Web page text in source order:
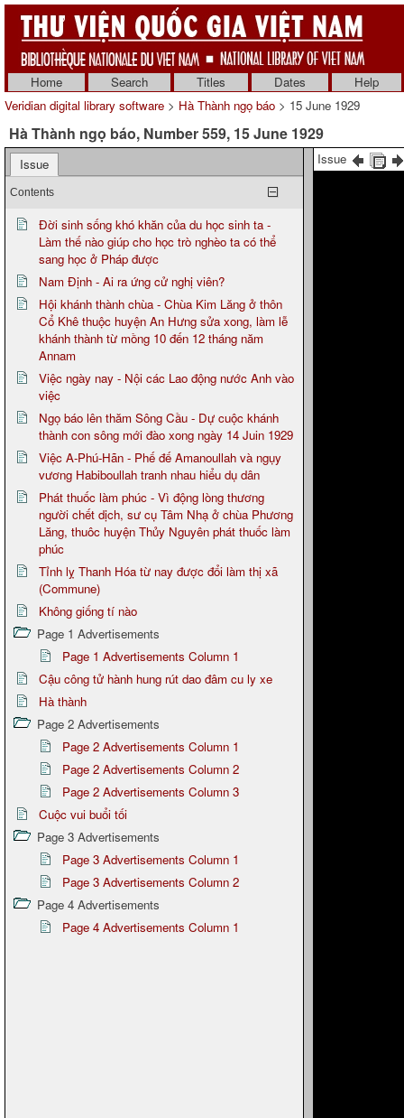
Home Search Titles Dates
Help
Veridian digital library software > Hà Thành ngọ báo > 15 June 1929
Hà Thành ngọ báo, Number 559, 15 June 1929
Issue
Contents
Đời sinh sống khó khăn của du học sinh ta -
Làm thế nào giúp cho học trò nghèo ta có thể
sang học ở Pháp được
Nam Định - Ai ra ứng cử nghị viên?
Hội khánh thành chùa - Chùa Kim Lăng ở thôn
Cổ Khê thuộc huyện An Hưng sửa xong, làm lễ
khánh thành từ mồng 10 đến 12 tháng năm
Annam
Việc ngày nay - Nội các Lao động nước Anh vào
việc
Ngọ báo lên thăm Sông Cầu - Dự cuộc khánh
thành con sông mới đào xong ngày 14 Juin 1929
Việc A-Phú-Hãn - Phế đế Amanoullah và ngụy
vương Habiboullah tranh nhau hiểu dụ dân
Phát thuốc làm phúc - Vì động lòng thương
người chết dịch, sư cụ Tâm Nhạ ở chùa Phương
Lăng, thuôc huyện Thủy Nguyên phát thuốc làm
phúc
Tỉnh lỵ Thanh Hóa từ nay được đổi làm thị xã
(Commune)
Không giống tí nào
Page 1 Advertisements
Page 1 Advertisements Column 1
Cậu công tử hành hung rút dao đâm cu ly xe
Hà thành
Page 2 Advertisements
Page 2 Advertisements Column 1
Page 2 Advertisements Column 2
Page 2 Advertisements Column 3
Cuộc vui buổi tối
Page 3 Advertisements
Page 3 Advertisements Column 1
Page 3 Advertisements Column 2
Page 4 Advertisements
Page 4 Advertisements Column 1
Issue